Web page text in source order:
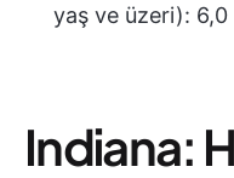
yaş ve üzeri): 6,0
Indiana: